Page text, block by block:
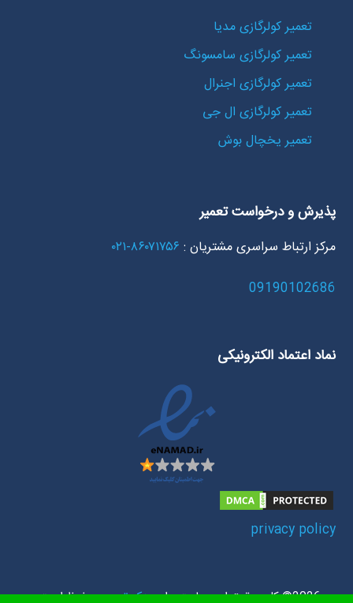
تعمیر کولرگازی مدیا
تعمیر کولرگازی سامسونگ
تعمیر کولرگازی اجنرال
تعمیر کولرگازی ال جی
تعمیر یخچال بوش
پذیرش و درخواست تعمیر
مرکز ارتباط سراسری مشتریان : ۸۶۰۷۱۷۵۶-۰۲۱
09190102686
نماد اعتماد الکترونیکی
privacy policy
2026© کلیه حقوق این سایت برای یدک تعمیرمحفوظ است .